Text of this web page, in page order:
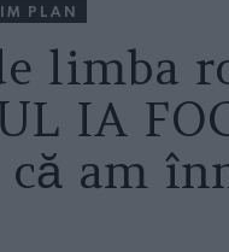
PLAN
limba
IA
că am